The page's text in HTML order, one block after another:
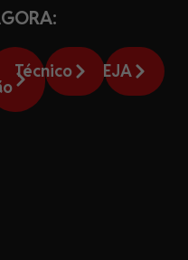
Técnico EJA